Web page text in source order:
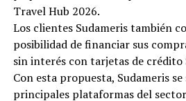
Travel Hub 2026.
Los clientes Sudameris también
posibilidad de financiar sus
sin interés con tarjetas de crédito
Con esta propuesta, Sudameris se
principales plataformas del